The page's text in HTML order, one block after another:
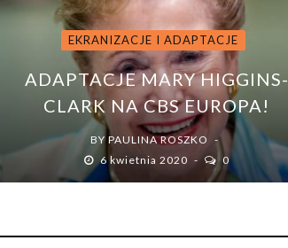
EKRANIZACJE I ADAPTACJE
ADAPTACJE MARY HIGGINS-
CLARK NA CBS EUROPA!
BYPAULINA ROSZKO
6 kwietnia 2020
0